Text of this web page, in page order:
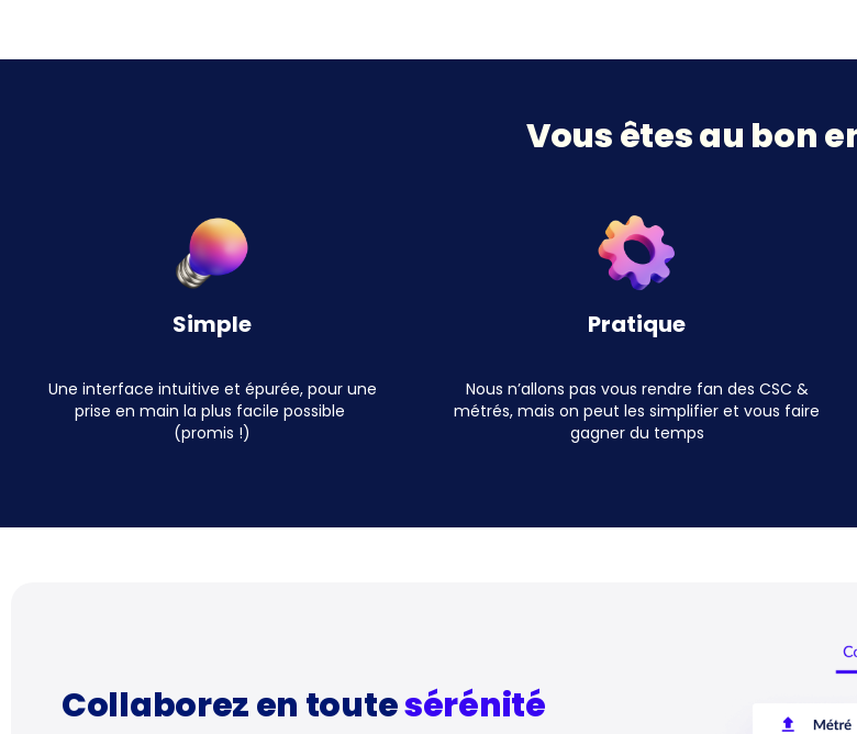
Vous êtes au bon
Simple
Une interface intuitive et épurée, pour une
prise en main la plus facile possible
(promis !)
Pratique
Nous n’allons pas vous rendre fan des CSC &
métrés, mais on peut les simplifier et vous faire
gagner du temps
Collaborez en toutesérénité